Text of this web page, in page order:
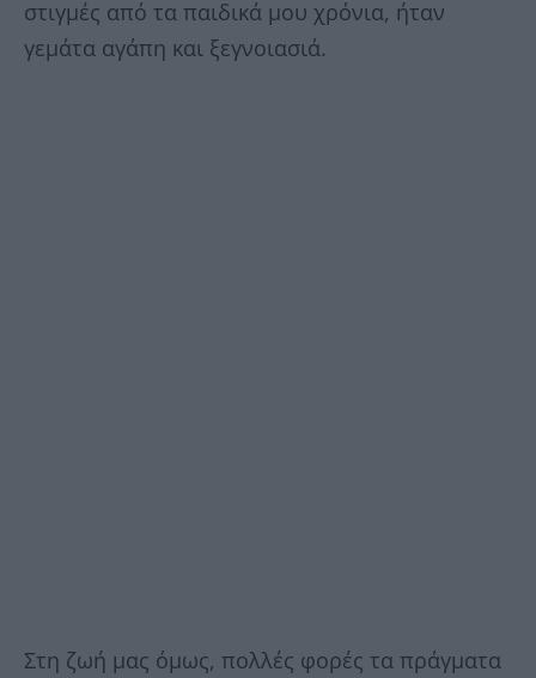
στιγμές από τα παιδικά μου χρόνια, ήταν
γεμάτα αγάπη και ξεγνοιασιά.
Στη ζωή μας όμως, πολλές φορές τα πράγματα